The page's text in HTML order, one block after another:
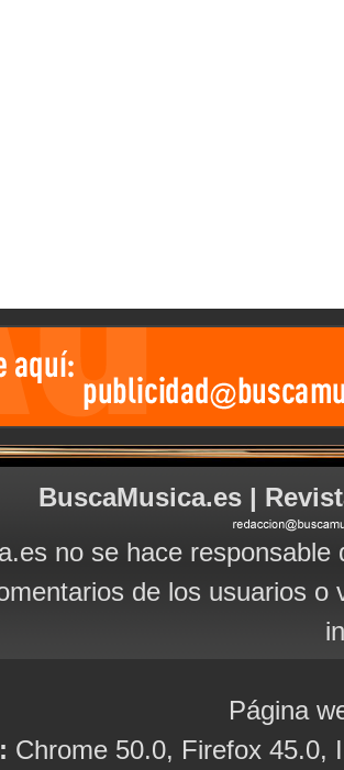
BuscaMusica.es |
no se hace
de los usuarios
Página
Chrome 50.0, Firefox 45.0,